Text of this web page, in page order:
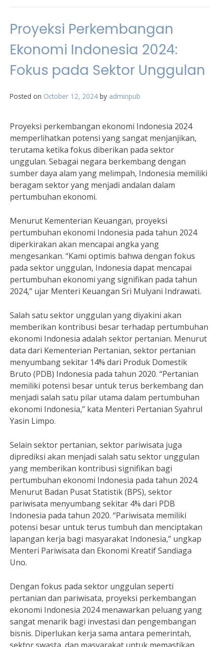
Proyeksi Perkembangan
Ekonomi Indonesia 2024:
Fokus pada Sektor Unggulan
Posted on October 12, 2024 by adminpub
Proyeksi perkembangan ekonomi Indonesia 2024
memperlihatkan potensi yang sangat menjanjikan,
terutama ketika fokus diberikan pada sektor
unggulan. Sebagai negara berkembang dengan
sumber daya alam yang melimpah, Indonesia memiliki
beragam sektor yang menjadi andalan dalam
pertumbuhan ekonomi.
Menurut Kementerian Keuangan, proyeksi
pertumbuhan ekonomi Indonesia pada tahun 2024
diperkirakan akan mencapai angka yang
mengesankan. “Kami optimis bahwa dengan fokus
pada sektor unggulan, Indonesia dapat mencapai
pertumbuhan ekonomi yang signifikan pada tahun
2024,” ujar Menteri Keuangan Sri Mulyani Indrawati.
Salah satu sektor unggulan yang diyakini akan
memberikan kontribusi besar terhadap pertumbuhan
ekonomi Indonesia adalah sektor pertanian. Menurut
data dari Kementerian Pertanian, sektor pertanian
menyumbang sekitar 14% dari Produk Domestik
Bruto (PDB) Indonesia pada tahun 2020. “Pertanian
memiliki potensi besar untuk terus berkembang dan
menjadi salah satu pilar utama dalam pertumbuhan
ekonomi Indonesia,” kata Menteri Pertanian Syahrul
Yasin Limpo.
Selain sektor pertanian, sektor pariwisata juga
diprediksi akan menjadi salah satu sektor unggulan
yang memberikan kontribusi signifikan bagi
pertumbuhan ekonomi Indonesia pada tahun 2024.
Menurut Badan Pusat Statistik (BPS), sektor
pariwisata menyumbang sekitar 4% dari PDB
Indonesia pada tahun 2020. “Pariwisata memiliki
potensi besar untuk terus tumbuh dan menciptakan
lapangan kerja bagi masyarakat Indonesia,” ungkap
Menteri Pariwisata dan Ekonomi Kreatif Sandiaga
Uno.
Dengan fokus pada sektor unggulan seperti
pertanian dan pariwisata, proyeksi perkembangan
ekonomi Indonesia 2024 menawarkan peluang yang
sangat menarik bagi investasi dan pengembangan
bisnis. Diperlukan kerja sama antara pemerintah,